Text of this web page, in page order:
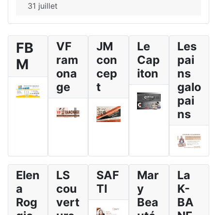
31 juillet
FB
M
VF
ram
ona
ge
JM
con
cep
t
Le
Cap
iton
Les
pai
ns
galo
pai
ns
Elen
a
Rog
LS
cou
vert
SAF
TI
Mar
y
Bea
La
K-
BA